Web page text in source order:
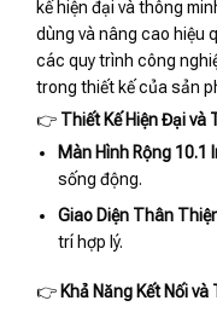
kế hiện đại và thông
dùng và nâng cao hiệu
các quy trình công
trong thiết kế của sản
👉 Thiết Kế Hiện Đại và
Màn Hình Rộng 10.1
sống động.
Giao Diện Thân
trí hợp lý.
👉 Khả Năng Kết Nối và